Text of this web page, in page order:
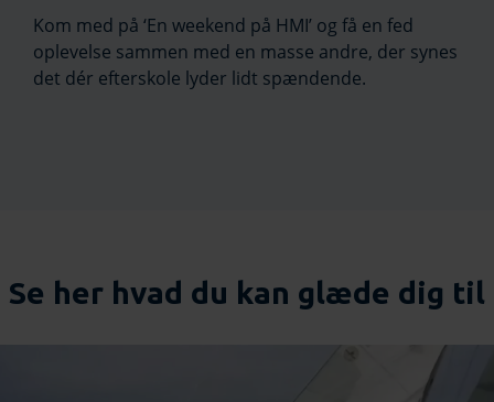
Kom med på ‘En weekend på HMI’ og få en fed
oplevelse sammen med en masse andre, der synes
det dér efterskole lyder lidt spændende.
Se her hvad du kan glæde dig til